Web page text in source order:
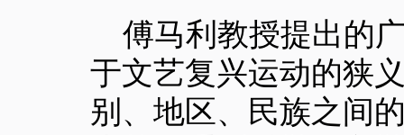
傅马利教授提出的
于文艺复兴运动的狭
别、地区、民族之间